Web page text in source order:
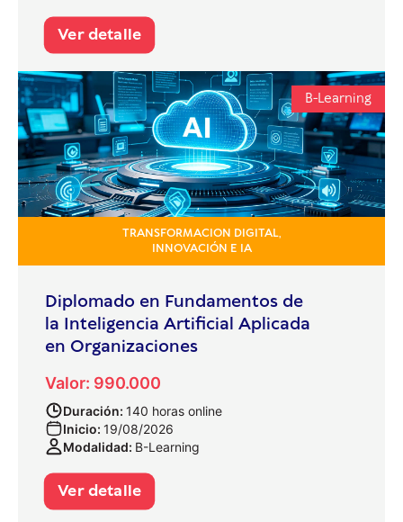
Ver detalle
B-Learning
TRANSFORMACION DIGITAL,
INNOVACIÓN E IA
Diplomado en Fundamentos de
la Inteligencia Artificial Aplicada
en Organizaciones
Valor: 990.000
Duración: 140 horas online
Inicio: 19/08/2026
Modalidad: B-Learning
Ver detalle